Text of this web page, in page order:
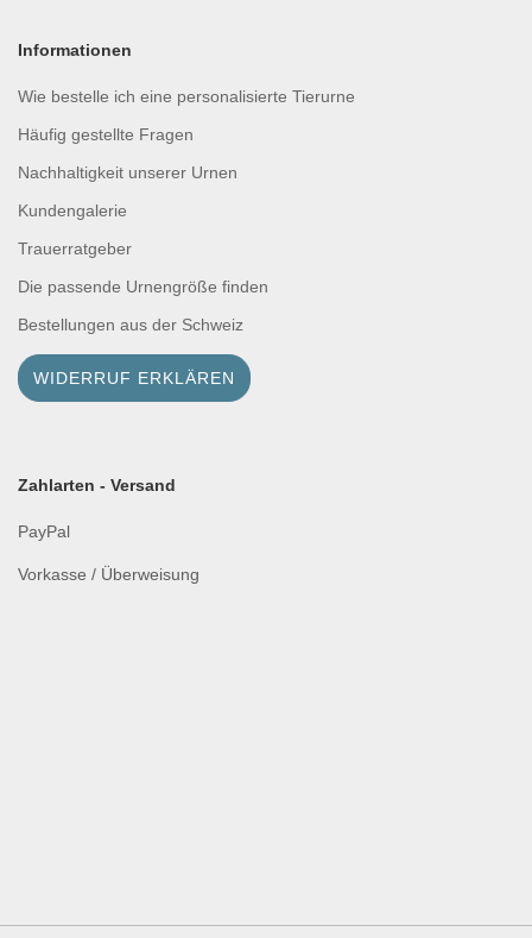
Informationen
Wie bestelle ich eine personalisierte Tierurne
Häufig gestellte Fragen
Nachhaltigkeit unserer Urnen
Kundengalerie
Trauerratgeber
Die passende Urnengröße finden
Bestellungen aus der Schweiz
WIDERRUF ERKLÄREN
Zahlarten - Versand
PayPal
Vorkasse / Überweisung